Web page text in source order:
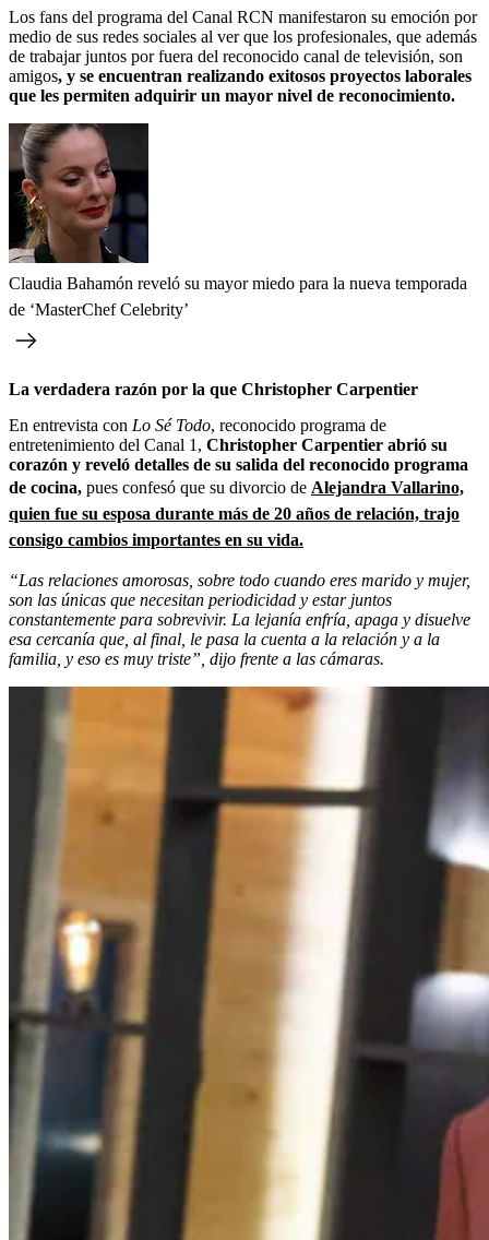
Los fans del programa del Canal RCN manifestaron su emoción por
medio de sus redes sociales al ver que los profesionales, que además
de trabajar juntos por fuera del reconocido canal de televisión, son
amigos, y se encuentran realizando exitosos proyectos laborales
que les permiten adquirir un mayor nivel de reconocimiento.
Claudia Bahamón reveló su mayor miedo para la nueva temporada
de ‘MasterChef Celebrity’
La verdadera razón por la que Christopher Carpentier
En entrevista con Lo Sé Todo, reconocido programa de
entretenimiento del Canal 1, Christopher Carpentier abrió su
corazón y reveló detalles de su salida del reconocido programa
de cocina, pues confesó que su divorcio de Alejandra Vallarino,
quien fue su esposa durante más de 20 años de relación, trajo
consigo cambios importantes en su vida.
“Las relaciones amorosas, sobre todo cuando eres marido y mujer,
son las únicas que necesitan periodicidad y estar juntos
constantemente para sobrevivir. La lejanía enfría, apaga y disuelve
esa cercanía que, al final, le pasa la cuenta a la relación y a la
familia, y eso es muy triste”, dijo frente a las cámaras.